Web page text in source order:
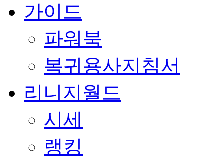
가이드
파워북
복귀용사지침서
리니지월드
시세
랭킹